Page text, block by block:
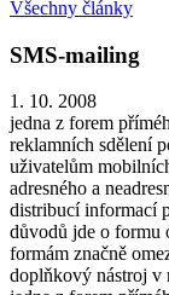
Všechny články
SMS-mailing
1. 10. 2008
jedna z forem
reklamních sdělení
uživatelům
adresného a
distribucí informací
důvodů jde o formu
formám značně
doplňkový nástroj v